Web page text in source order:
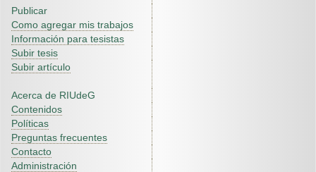
Publicar
Como agregar mis trabajos
Información para tesistas
Subir tesis
Subir artículo
Acerca de RIUdeG
Contenidos
Políticas
Preguntas frecuentes
Contacto
Administración